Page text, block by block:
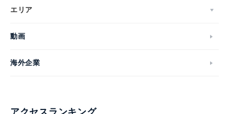
エリア
動画
海外企業